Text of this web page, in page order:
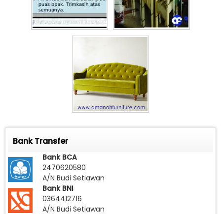
Bank Transfer
Bank BCA
2470620580
A/N Budi Setiawan
Bank BNI
0364412716
A/N Budi Setiawan